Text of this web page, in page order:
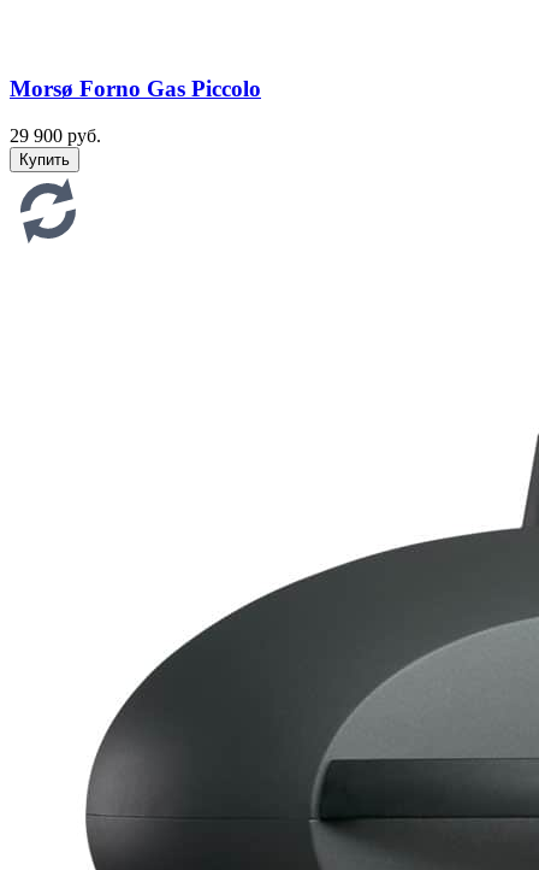
Morsø Forno Gas Piccolo
29 900 руб.